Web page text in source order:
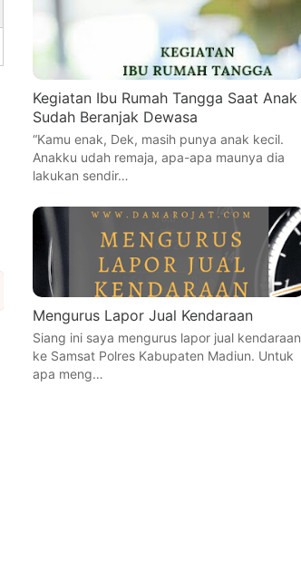
Kegiatan Ibu Rumah Tangga Saat Anak
Sudah Beranjak Dewasa
“Kamu enak, Dek, masih punya anak kecil.
Anakku udah remaja, apa-apa maunya dia
lakukan sendir…
Mengurus Lapor Jual Kendaraan
Siang ini saya mengurus lapor jual kendaraan
ke Samsat Polres Kabupaten Madiun. Untuk
apa meng…